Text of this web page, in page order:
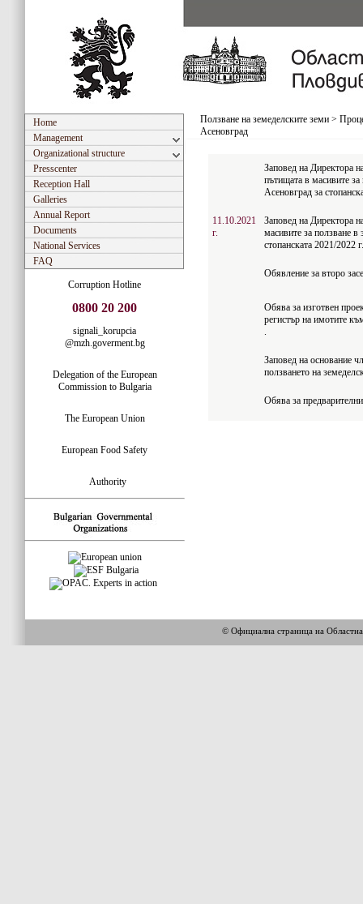
Home
Management
Organizational structure
Presscenter
Reception Hall
Galleries
Annual Report
Documents
National Services
FAQ
Corruption Hotline
0800 20 200
signali_korupcia
@mzh.goverment.bg
Delegation of the European
Commission to Bulgaria
The European Union
European Food Safety
Authority
Ползване на земеделските земи >
Асеновград
Заповед на Директора
пътищата в масивите
Асеновград за
11.10.2021
г.
Заповед на Директора
масивите за ползване
стопанската 2021/2022 г.
Обявление за второ
Обява за изготвен
регистър на имотите
.
Заповед на основание
ползването на
Обява за
© Официална страница на